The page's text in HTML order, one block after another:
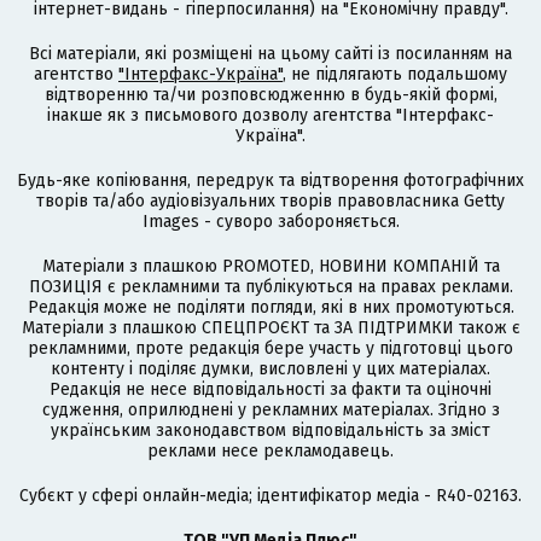
інтернет-видань - гіперпосилання) на "Економічну правду".
Всі матеріали, які розміщені на цьому сайті із посиланням на
агентство "Інтерфакс-Україна", не підлягають подальшому
відтворенню та/чи розповсюдженню в будь-якій формі,
інакше як з письмового дозволу агентства "Інтерфакс-
Україна".
Будь-яке копіювання, передрук та відтворення фотографічних
творів та/або аудіовізуальних творів правовласника Getty
Images - суворо забороняється.
Матеріали з плашкою PROMOTED, НОВИНИ КОМПАНІЙ та
ПОЗИЦІЯ є рекламними та публікуються на правах реклами.
Редакція може не поділяти погляди, які в них промотуються.
Матеріали з плашкою СПЕЦПРОЄКТ та ЗА ПІДТРИМКИ також є
рекламними, проте редакція бере участь у підготовці цього
контенту і поділяє думки, висловлені у цих матеріалах.
Редакція не несе відповідальності за факти та оціночні
судження, оприлюднені у рекламних матеріалах. Згідно з
українським законодавством відповідальність за зміст
реклами несе рекламодавець.
Cубєкт у сфері онлайн-медіа; ідентифікатор медіа - R40-02163.